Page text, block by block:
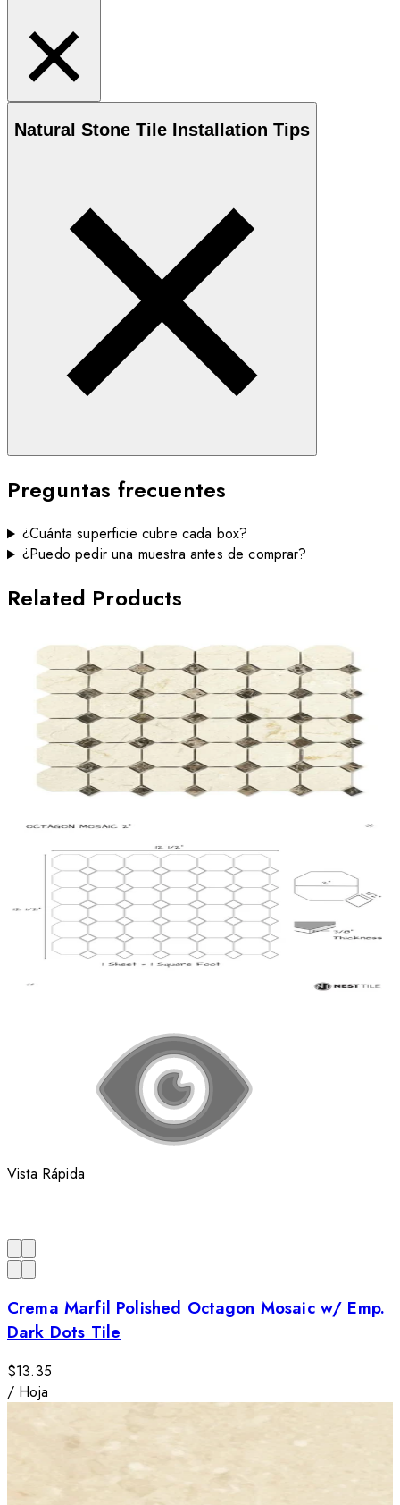
Natural Stone Tile Installation Tips
Preguntas frecuentes
¿Cuánta superficie cubre cada box?
¿Puedo pedir una muestra antes de comprar?
Related Products
Vista Rápida
Crema Marfil Polished Octagon Mosaic w/ Emp.
Dark Dots Tile
$13.35
/ Hoja